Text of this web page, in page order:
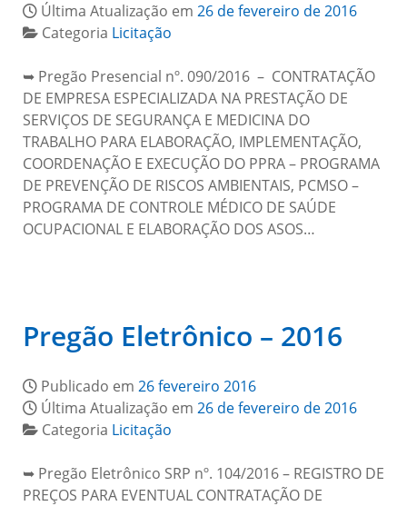
Última Atualização em 26 de fevereiro de 2016
Categoria Licitação
➥ Pregão Presencial nº. 090/2016 – CONTRATAÇÃO
DE EMPRESA ESPECIALIZADA NA PRESTAÇÃO DE
SERVIÇOS DE SEGURANÇA E MEDICINA DO
TRABALHO PARA ELABORAÇÃO, IMPLEMENTAÇÃO,
COORDENAÇÃO E EXECUÇÃO DO PPRA – PROGRAMA
DE PREVENÇÃO DE RISCOS AMBIENTAIS, PCMSO –
PROGRAMA DE CONTROLE MÉDICO DE SAÚDE
OCUPACIONAL E ELABORAÇÃO DOS ASOS…
Pregão Eletrônico – 2016
Publicado em 26 fevereiro 2016
Última Atualização em 26 de fevereiro de 2016
Categoria Licitação
➥ Pregão Eletrônico SRP nº. 104/2016 – REGISTRO DE
PREÇOS PARA EVENTUAL CONTRATAÇÃO DE